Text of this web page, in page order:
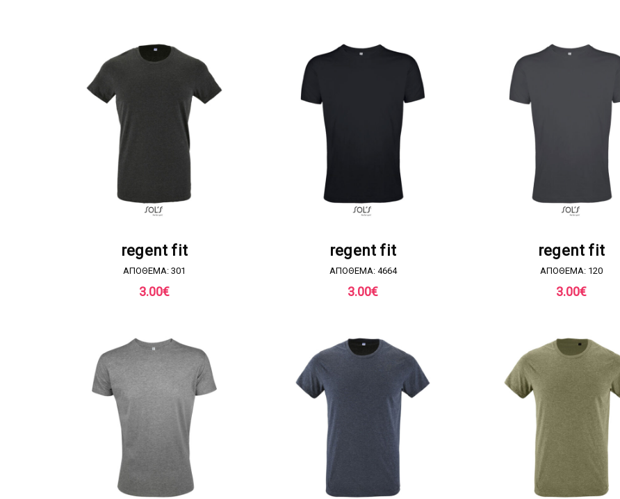
ΖΗΤΗΣΤΕ ΠΡΟΣΦΟΡΑ
regent fit
ΑΠΟΘΕΜΑ: 301
3.00€
ΖΗΤΗΣΤΕ ΠΡΟΣΦΟΡΑ
regent fit
ΑΠΟΘΕΜΑ: 4664
3.00€
ΖΗΤΗΣΤΕ ΠΡΟΣΦΟΡΑ
regent fit
ΑΠΟΘΕΜΑ: 120
3.00€